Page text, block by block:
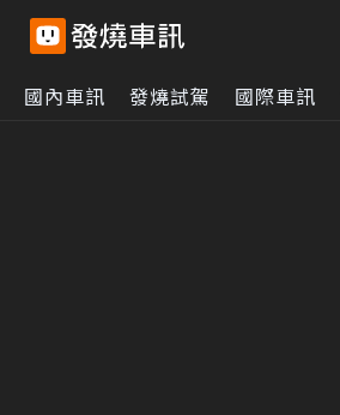
國內車訊 發燒試駕 國際車訊